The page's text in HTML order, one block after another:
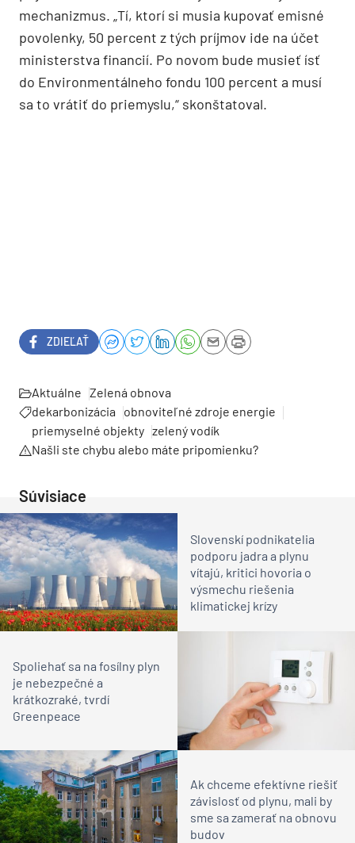
mechanizmus. „Tí, ktorí si musia kupovať emisné
povolenky, 50 percent z tých príjmov ide na účet
ministerstva financií. Po novom bude musieť ísť
do Environmentálneho fondu 100 percent a musí
sa to vrátiť do priemyslu,“ skonštatoval.
ZDIEĽAŤ
Aktuálne Zelená obnova
dekarbonizácia
obnoviteľné zdroje energie
priemyselné objekty zelený vodík
Našli ste chybu alebo máte pripomienku?
Súvisiace
Slovenskí podnikatelia
podporu jadra a plynu
vítajú, kritici hovoria o
výsmechu riešenia
klimatickej krízy
Spoliehať sa na fosílny plyn
je nebezpečné a
krátkozraké, tvrdí
Greenpeace
Ak chceme efektívne riešiť
závislosť od plynu, mali by
sme sa zamerať na obnovu
budov